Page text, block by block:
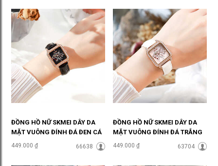
ĐỒNG HỒ NỮ SKMEI DÂY DA
MẶT VUÔNG ĐÍNH ĐÁ ĐEN CÁ
TÍNH ĐHĐ36902
449.000 ₫ 66638
ĐỒNG HỒ NỮ SKMEI DÂY DA
MẶT VUÔNG ĐÍNH ĐÁ TRẮNG
SANG CHẢNH ĐHĐ36901
449.000 ₫ 63704